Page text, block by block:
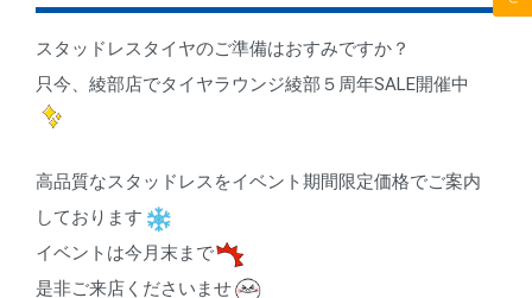
スタッドレスタイヤのご準備はおすみですか？
只今、綾部店でタイヤラウンジ綾部５周年SALE開催中
高品質なスタッドレスをイベント期間限定価格でご案内
しております
イベントは今月末まで
是非ご来店くださいませ